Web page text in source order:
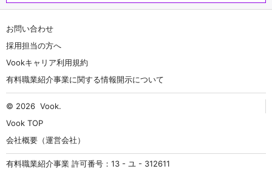
お問い合わせ
採用担当の方へ
Vookキャリア利用規約
有料職業紹介事業に関する情報開示について
© 2026 Vook.
Vook TOP
会社概要（運営会社）
有料職業紹介事業 許可番号：13 - ユ - 312611